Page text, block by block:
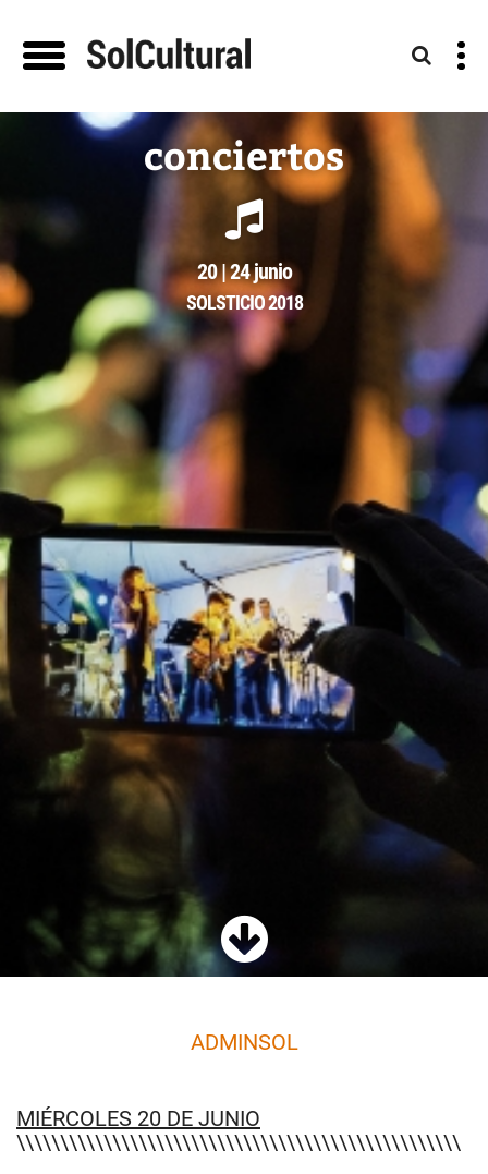
conciertos
20 | 24 junio
SOLSTICIO 2018
ADMINSOL
​MIÉRCOLES 20 DE JUNIO
\\\\\\\\\\\\\\\\\\\\\\\\\\\\\\\\\\\\\\\\\\\\\\\\\\\